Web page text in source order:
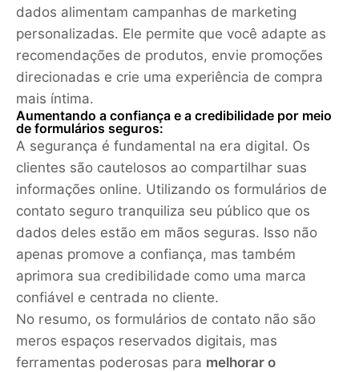
dados alimentam campanhas de marketing
personalizadas. Ele permite que você adapte as
recomendações de produtos, envie promoções
direcionadas e crie uma experiência de compra
mais íntima.
Aumentando a confiança e a credibilidade por meio
de formulários seguros:
A segurança é fundamental na era digital. Os
clientes são cautelosos ao compartilhar suas
informações online. Utilizando os formulários de
contato seguro tranquiliza seu público que os
dados deles estão em mãos seguras. Isso não
apenas promove a confiança, mas também
aprimora sua credibilidade como uma marca
confiável e centrada no cliente.
No resumo, os formulários de contato não são
meros espaços reservados digitais, mas
ferramentas poderosas para melhorar o